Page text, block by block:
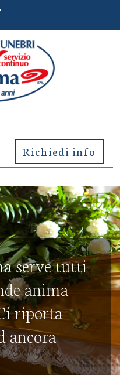
(FOGGIA)
Richiedi info
serve tutti
anima
riporta
ancora